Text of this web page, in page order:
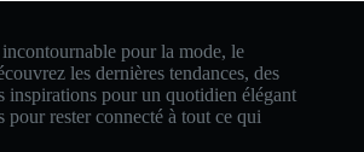
pour la mode, le
les dernières tendances, des
inspirations pour un quotidien élégant
pour rester connecté à tout ce qui